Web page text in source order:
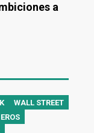
a
WALL STREET